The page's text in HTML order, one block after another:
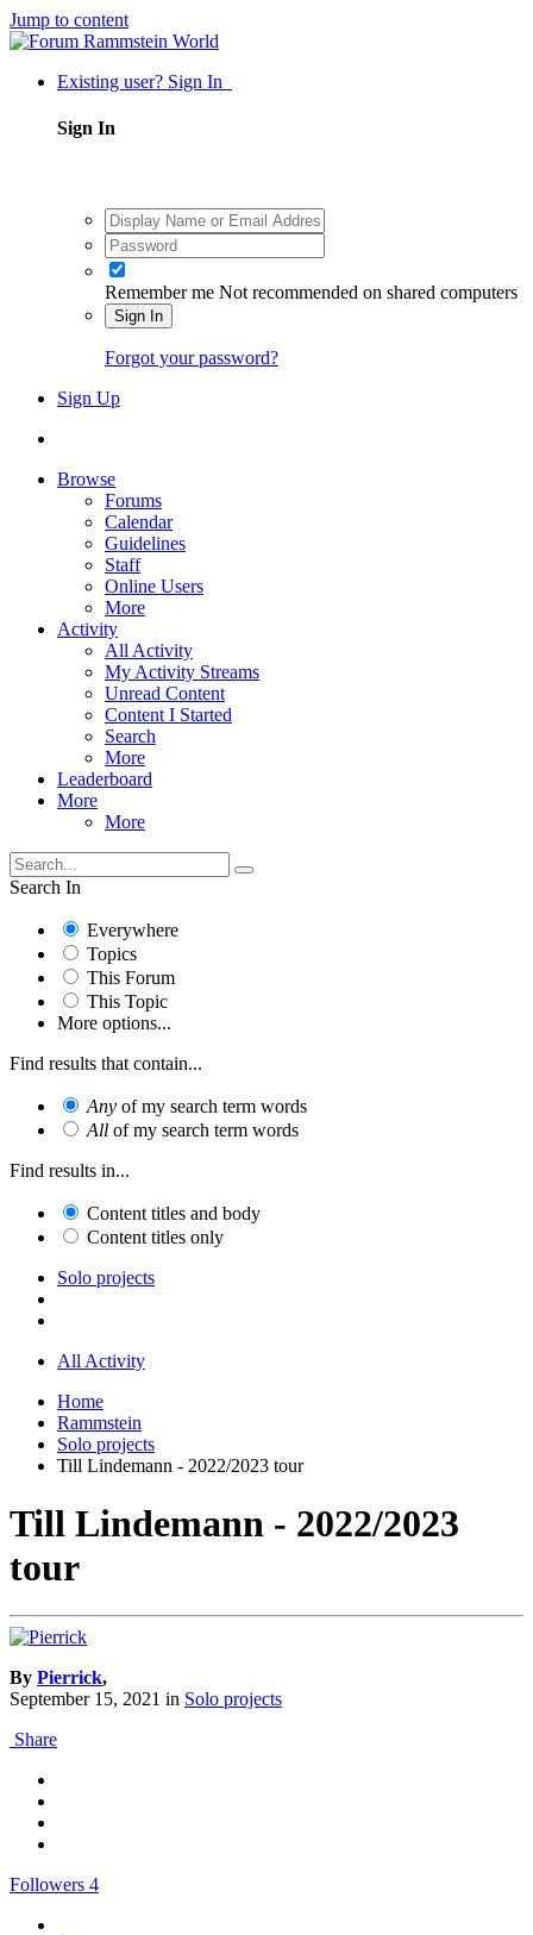
Jump to content
Existing user? Sign In
Sign In
Remember me Not recommended on shared computers
Sign In
Forgot your password?
Sign Up
Browse
Forums
Calendar
Guidelines
Staff
Online Users
More
Activity
All Activity
My Activity Streams
Unread Content
Content I Started
Search
More
Leaderboard
More
More
Search In
Everywhere
Topics
This Forum
This Topic
More options...
Find results that contain...
Any of my search term words
All of my search term words
Find results in...
Content titles and body
Content titles only
Solo projects
All Activity
Home
Rammstein
Solo projects
Till Lindemann - 2022/2023 tour
Till Lindemann - 2022/2023
tour
By Pierrick,
September 15, 2021 in Solo projects
Share
Followers 4